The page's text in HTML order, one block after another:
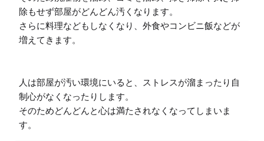
除もせず部屋がどんどん汚くなります。
さらに料理などもしなくなり、外食やコンビニ飯などが
増えてきます。
人は部屋が汚い環境にいると、ストレスが溜まったり自
制心がなくなったりします。
そのためどんどんと心は満たされなくなってしまいま
す。